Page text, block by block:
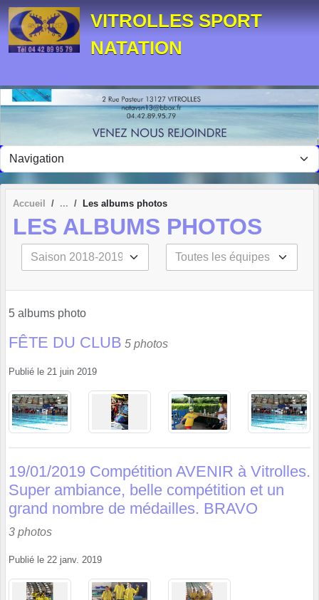
VITROLLES SPORT
NATATION
Accueil Les albums photos
LES ALBUMS PHOTOS
5 albums photo
FÊTE DU CLUB 5 photos
Publié le 21 juin 2019
19/01/2019 Compétition AVENIR à Vitrolles.
Super ambiance, belle compétition et un
grand nombre de médailles. BRAVO
3 photos
Publié le 22 janv. 2019
Panneau de gestion des cookies